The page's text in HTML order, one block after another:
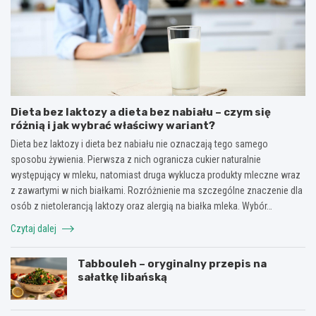
Dieta bez laktozy a dieta bez nabiału – czym się
różnią i jak wybrać właściwy wariant?
Dieta bez laktozy i dieta bez nabiału nie oznaczają tego samego
sposobu żywienia. Pierwsza z nich ogranicza cukier naturalnie
występujący w mleku, natomiast druga wyklucza produkty mleczne wraz
z zawartymi w nich białkami. Rozróżnienie ma szczególne znaczenie dla
osób z nietolerancją laktozy oraz alergią na białka mleka. Wybór…
Czytaj dalej
Tabbouleh – oryginalny przepis na
sałatkę libańską